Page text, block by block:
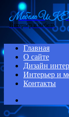
Menu
Мебель
Интерьер и мебель
Главная
О сайте
Дизайн
Интерьер и
Контакты
for